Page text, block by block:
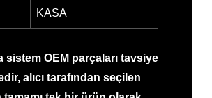
KASA
sistem OEM parçaları tavsiye
alıcı tarafından seçilen